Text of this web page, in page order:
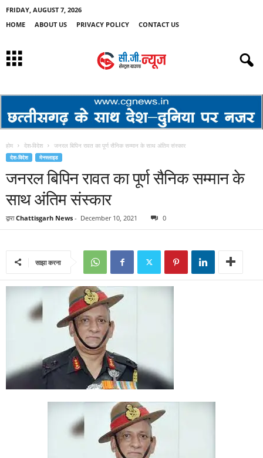
FRIDAY, AUGUST 7, 2026
HOME
ABOUT US PRIVACY POLICY CONTACT US
होम देश-विदेश जनरल बिपिन रावत का पूर्ण सैनिक सम्मान के साथ अंतिम संस्कार
देश-विदेश मेनस्लाइड
जनरल बिपिन रावत का पूर्ण सैनिक सम्मान के
साथ अंतिम संस्कार
द्वारा Chattisgarh News - December 10, 2021 0
साझा करना